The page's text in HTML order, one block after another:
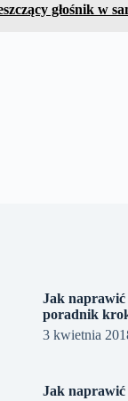
głośnik w
Jak naprawić
poradnik
3 kwietnia
Jak naprawić